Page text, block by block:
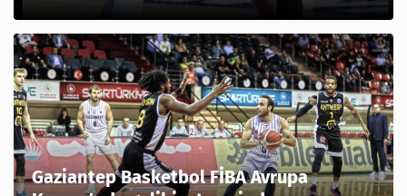
Gaziantep Basketbol FİBA Avrupa